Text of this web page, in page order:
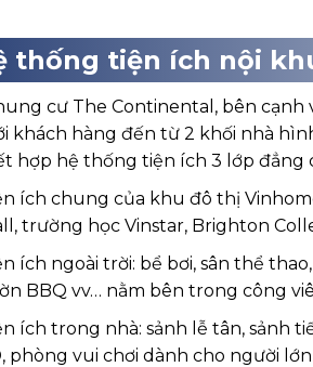
thống tiện ích nội
cư The Continental, bên
khách hàng đến từ 2 khối nhà
hợp hệ thống tiện ích 3 lớp đẳng
ích chung của khu đô thị
trường học Vinstar, Brighton
ích ngoài trời: bể bơi, sân thể
BBQ vv… nằm bên trong công
ích trong nhà: sảnh lễ tân, sảnh
phòng vui chơi dành cho người